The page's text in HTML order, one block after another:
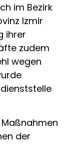
im Bezirk
Izmir
ihrer
zudem
wegen
der